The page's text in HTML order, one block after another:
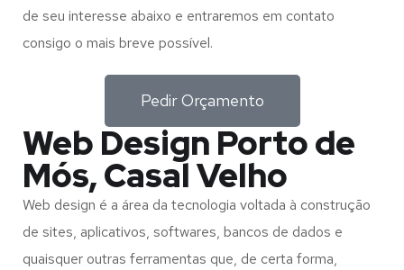
de seu interesse abaixo e entraremos em contato
consigo o mais breve possível.
Pedir Orçamento
Web Design Porto de
Mós, Casal Velho
Web design é a área da tecnologia voltada à construção
de sites, aplicativos, softwares, bancos de dados e
quaisquer outras ferramentas que, de certa forma,